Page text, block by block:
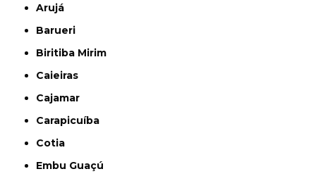
Arujá
Barueri
Biritiba Mirim
Caieiras
Cajamar
Carapicuíba
Cotia
Embu Guaçú